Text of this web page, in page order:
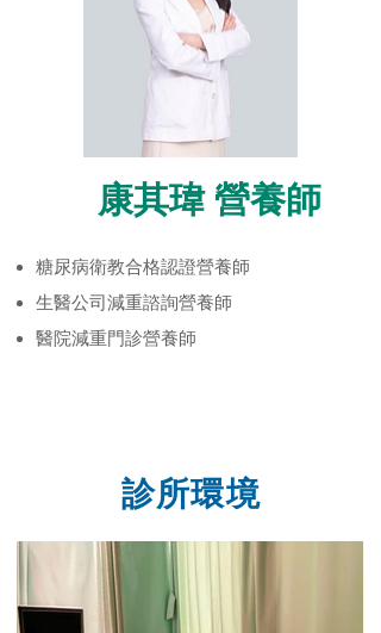
康其瑋 營養師
糖尿病衛教合格認證營養師
生醫公司減重諮詢營養師
醫院減重門診營養師
診所環境